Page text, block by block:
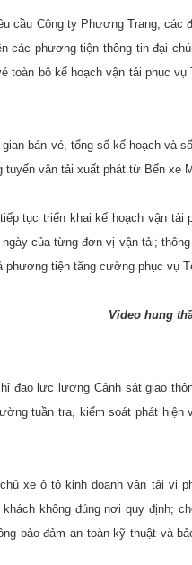
cầu Công ty Phương Trang, các
các phương tiện thông tin đại
toàn bộ kế hoạch vận tải phục
bán vé, tổng số kế hoạch và
vận tải xuất phát từ Bến xe
tục triển khai kế hoạch vận
của từng đơn vị vận tải;
phương tiện tăng cường phục vụ
Video hung
đạo lực lượng Cảnh sát giao
tuần tra, kiểm soát phát
xe ô tô kinh doanh vận tải vi
khách không đúng nơi quy định;
bảo đảm an toàn kỹ thuật và